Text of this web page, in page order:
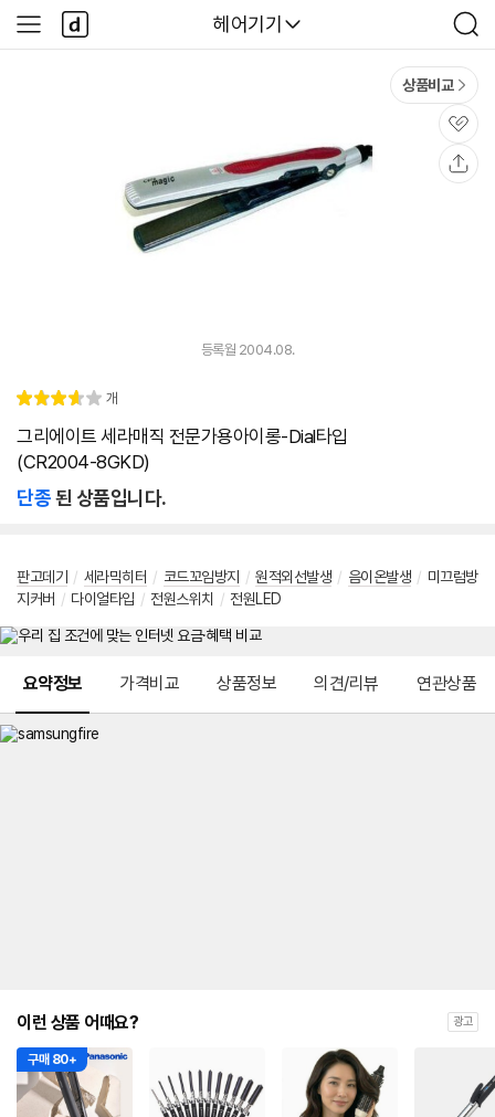
다나와
헤어기기
검
색
사
이
다
나
와
상품비교
관
심
등록월 2004.08.
별
3.
리
개
그리에이트 세라매직 전문가용아이롱-Dial타입
(CR2004-8GKD)
단종된 상품입니다.
판고데기 / 세라믹히터 / 코드꼬임방지 / 원적외선발생 / 음이온발생 / 미끄럼방
지커버 / 다이얼타입 / 전원스위치 / 전원LED
요약정보 가격비교 상품정보 의견/리뷰 연관상품
이런 상품 어때요? 광고
구매 80+